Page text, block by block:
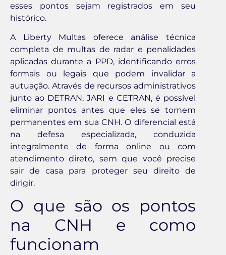
esses pontos sejam registrados em seu
histórico.
A Liberty Multas oferece análise técnica
completa de multas de radar e penalidades
aplicadas durante a PPD, identificando erros
formais ou legais que podem invalidar a
autuação. Através de recursos administrativos
junto ao DETRAN, JARI e CETRAN, é possível
eliminar pontos antes que eles se tornem
permanentes em sua CNH. O diferencial está
na defesa especializada, conduzida
integralmente de forma online ou com
atendimento direto, sem que você precise
sair de casa para proteger seu direito de
dirigir.
O que são os pontos
na CNH e como
funcionam